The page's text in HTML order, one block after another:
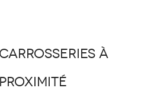
Carrosseries à
proximité